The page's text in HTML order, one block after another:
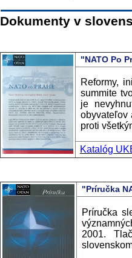
Dokumenty v
"NATO Po
Reformy,
summite
je
obyvateľov
proti
Katalóg
"Príručka
Príručka
2001.